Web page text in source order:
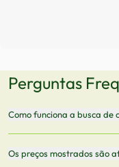
Perguntas
Como funciona a busca de
Os preços mostrados são